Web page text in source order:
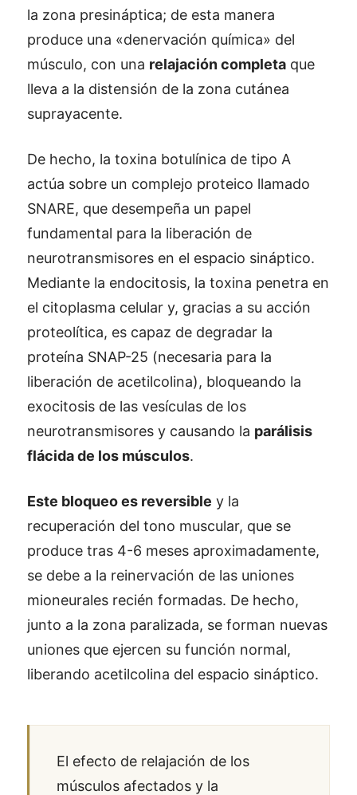
la zona presináptica; de esta manera
produce una «denervación química» del
músculo, con una relajación completa que
lleva a la distensión de la zona cutánea
suprayacente.
De hecho, la toxina botulínica de tipo A
actúa sobre un complejo proteico llamado
SNARE, que desempeña un papel
fundamental para la liberación de
neurotransmisores en el espacio sináptico.
Mediante la endocitosis, la toxina penetra en
el citoplasma celular y, gracias a su acción
proteolítica, es capaz de degradar la
proteína SNAP-25 (necesaria para la
liberación de acetilcolina), bloqueando la
exocitosis de las vesículas de los
neurotransmisores y causando la parálisis
flácida de los músculos.
Este bloqueo es reversible y la
recuperación del tono muscular, que se
produce tras 4-6 meses aproximadamente,
se debe a la reinervación de las uniones
mioneurales recién formadas. De hecho,
junto a la zona paralizada, se forman nuevas
uniones que ejercen su función normal,
liberando acetilcolina del espacio sináptico.
El efecto de relajación de los
músculos afectados y la